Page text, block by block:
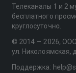
Телеканалы 1 и 2
бесплатного
круглосуточно.
© 2014 — 2026,
ул. Николоямская,
Поддержка: